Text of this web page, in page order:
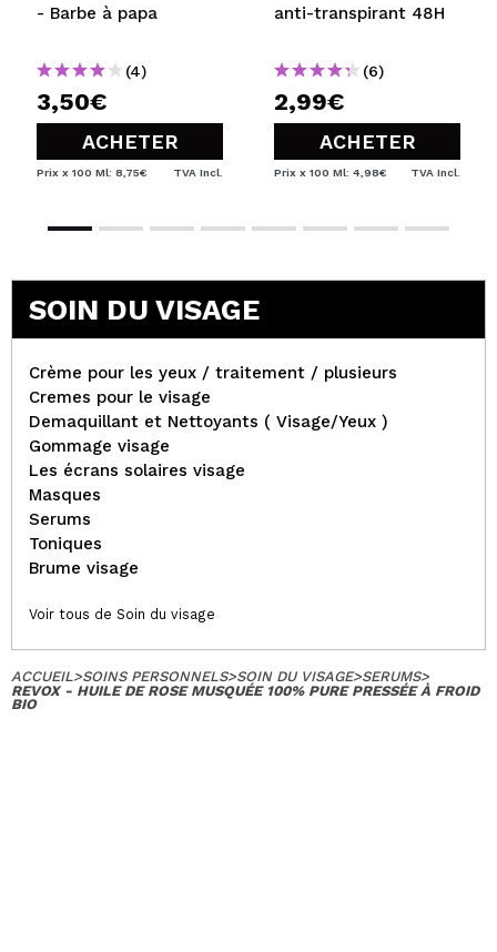
- Barbe à papa
(4)
3,50€
ACHETER
Prix x 100 Ml: 8,75€ TVA Incl.
anti-transpirant 48H
(6)
2,99€
ACHETER
Prix x 100 Ml: 4,98€ TVA Incl.
SOIN DU VISAGE
Crème pour les yeux / traitement / plusieurs
Cremes pour le visage
Demaquillant et Nettoyants ( Visage/Yeux )
Gommage visage
Les écrans solaires visage
Masques
Serums
Toniques
Brume visage
Voir tous de Soin du visage
ACCUEIL>SOINS PERSONNELS>SOIN DU VISAGE>SERUMS>
REVOX - HUILE DE ROSE MUSQUÉE 100% PURE PRESSÉE À FROID
BIO